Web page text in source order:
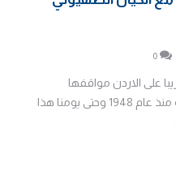
0
على الاردن مواقفها
العدوانية ضد القضية الفلسطينية منذ عام 1948 وحتى يومنا هذا